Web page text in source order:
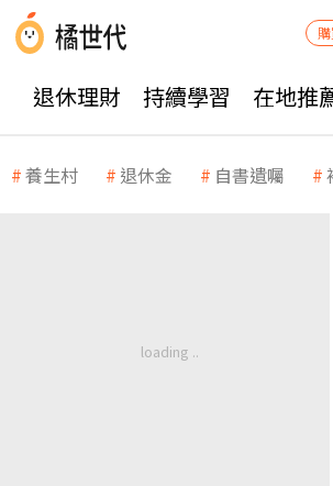
退休理財 持續學習 在地推
養生村 退休金 自書遺囑